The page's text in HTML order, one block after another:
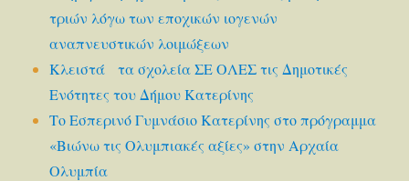
τριών λόγω των εποχικών ιογενών
αναπνευστικών λοιμώξεων
Κλειστά τα σχολεία ΣΕ ΟΛΕΣ τις Δημοτικές
Ενότητες του Δήμου Κατερίνης
Το Εσπερινό Γυμνάσιο Κατερίνης στο πρόγραμμα
«Βιώνω τις Ολυμπιακές αξίες» στην Αρχαία
Ολυμπία